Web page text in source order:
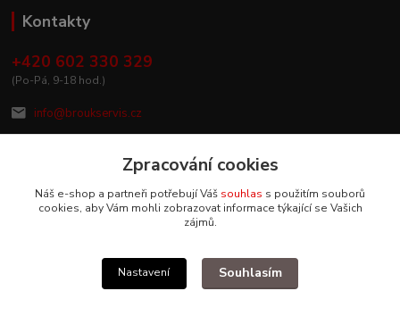
Kontakty
+420 602 330 329
(Po-Pá, 9-18 hod.)
info@broukservis.cz
Upravit sběr cookies.
Zpracování cookies
Náš e-shop a partneři potřebují Váš souhlas s použitím souborů
cookies, aby Vám mohli zobrazovat informace týkající se Vašich
zájmů.
Nastavení Souhlasím